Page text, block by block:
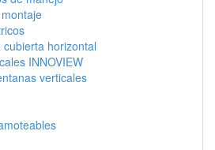
horizontal
INNOVIEW
verticales